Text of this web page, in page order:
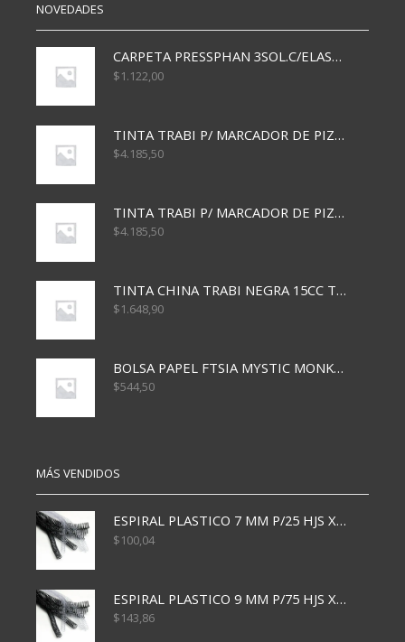
NOVEDADES
CARPETA PRESSPHAN 3SOL.C/ELAST MARRON A4 P01A
$1.122,00
TINTA TRABI P/ MARCADOR DE PIZARRA x30ml AZUL
$4.185,50
TINTA TRABI P/ MARCADOR DE PIZARRA x30ml ROJO
$4.185,50
TINTA CHINA TRABI NEGRA 15CC TR3460
$1.648,90
BOLSA PAPEL FTSIA MYSTIC MONKEY 14/08/20
$544,50
MÁS VENDIDOS
ESPIRAL PLASTICO 7 MM P/25 HJS X50x3000
$100,04
ESPIRAL PLASTICO 9 MM P/75 HJS X50X2400
$143,86